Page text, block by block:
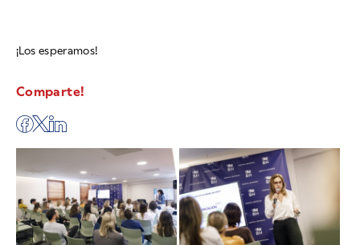
¡Los esperamos!
Comparte!